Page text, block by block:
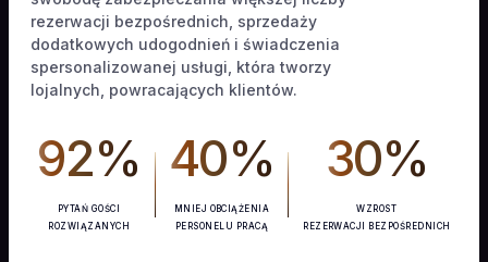
rezerwacji bezpośrednich, sprzedaży
dodatkowych udogodnień i świadczenia
spersonalizowanej usługi, która tworzy
lojalnych, powracających klientów.
92%
PYTAŃ GOŚCI
ROZWIĄZANYCH
40%
MNIEJ OBCIĄŻENIA
PERSONELU PRACĄ
30%
WZROST
REZERWACJI BEZPOŚREDNICH